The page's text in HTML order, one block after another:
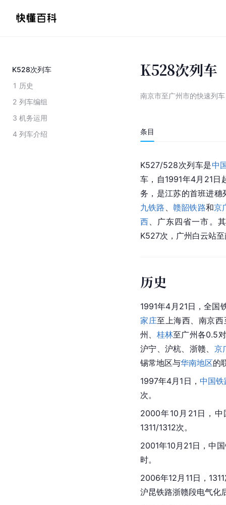
K528次列车
1 历史
2 列车编组
3 机务运用
4 列车介绍
K528次列车
南京市至广州市的快速列车
条目
K527/528次列车是中
车，自1991年4月21日
务，是江苏的首班进穗
九铁路
赣韶铁路和京
西 、广东四省一市。
K527次，广州白云站
历史
1991年4月21日，全国
家庄至上海西、南京西
州、 桂林至广州各0.5
沪宁、沪杭、浙赣、 京
锡常地区与华南地区的
1997年4月1日， 中国铁
次。
2000年10月21日，
1311/1312次。
2001年10月21日，中
时。
2006年12月11日，
沪昆铁路浙赣段电气化